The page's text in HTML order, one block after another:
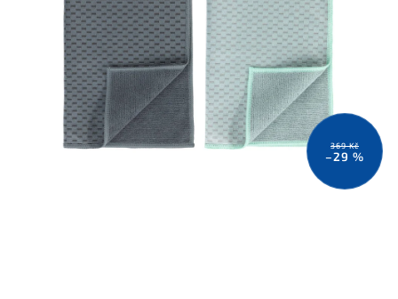
369 Kč
–29 %